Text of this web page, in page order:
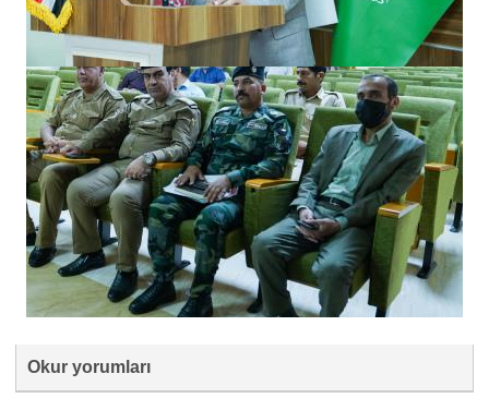
Okur yorumları